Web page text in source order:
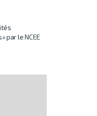
par le NCEE